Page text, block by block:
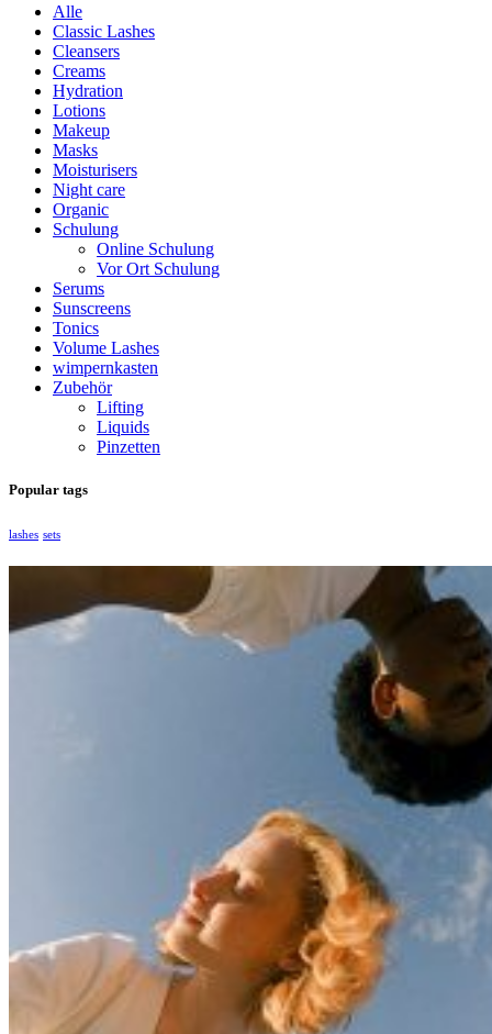
Alle
Classic Lashes
Cleansers
Creams
Hydration
Lotions
Makeup
Masks
Moisturisers
Night care
Organic
Schulung
Online Schulung
Vor Ort Schulung
Serums
Sunscreens
Tonics
Volume Lashes
wimpernkasten
Zubehör
Lifting
Liquids
Pinzetten
Popular tags
lashes sets